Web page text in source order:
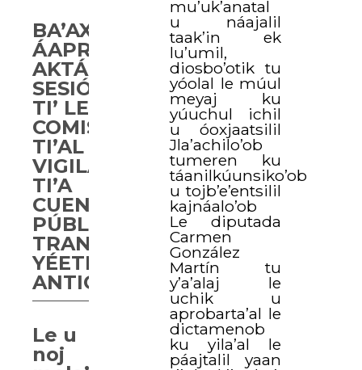
mu’uk’anatal
u náajalil
taak’in ek
lu’umil,
diosbo’otik tu
yóolal le múul
meyaj ku
yúuchul ichil
u óoxjaatsilil
Jla’achilo’ob
tumeren ku
táanilkúunsiko’ob
u tojb’e’entsilil
kajnáalo’ob
Le diputada
Carmen
González
Martín tu
y’a’alaj le
uchik u
aprobarta’al le
dictamenob
ku yila’al le
páajtalil yaan
BA’AX
ÁAPROBAARTA’AB
AKTÁAN
SESIÓN
TI’ LE
COMISIÓN
TI’AL
VIGILANCIA
TI’A
CUENTA
PÚBLICA,
TRANSPARENCIA
YÉETEL
ANTICORRUPCIÓN
Le u
noj